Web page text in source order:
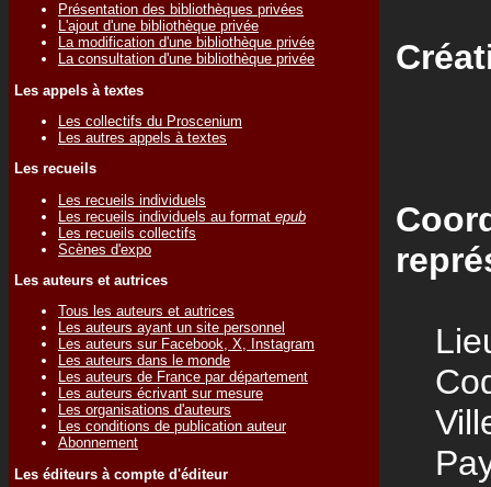
Présentation des bibliothèques privées
L'ajout d'une bibliothèque privée
La modification d'une bibliothèque privée
La consultation d'une bibliothèque privée
Les appels à textes
Les collectifs du Proscenium
Les autres appels à textes
Les recueils
Les recueils individuels
Les recueils individuels au format epub
Les recueils collectifs
Scènes d'expo
Les auteurs et autrices
Tous les auteurs et autrices
Les auteurs ayant un site personnel
Les auteurs sur Facebook, X, Instagram
Les auteurs dans le monde
Les auteurs de France par département
Les auteurs écrivant sur mesure
Les organisations d'auteurs
Les conditions de publication auteur
Abonnement
Les éditeurs à compte d'éditeur